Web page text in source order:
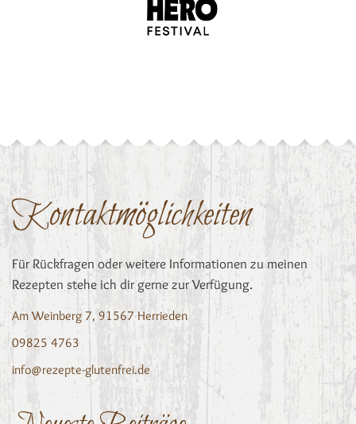
Kontaktmöglichkeiten
Für Rückfragen oder weitere Informationen zu meinen
Rezepten stehe ich dir gerne zur Verfügung.
Am Weinberg 7, 91567 Herrieden
09825 4763
info@rezepte-glutenfrei.de